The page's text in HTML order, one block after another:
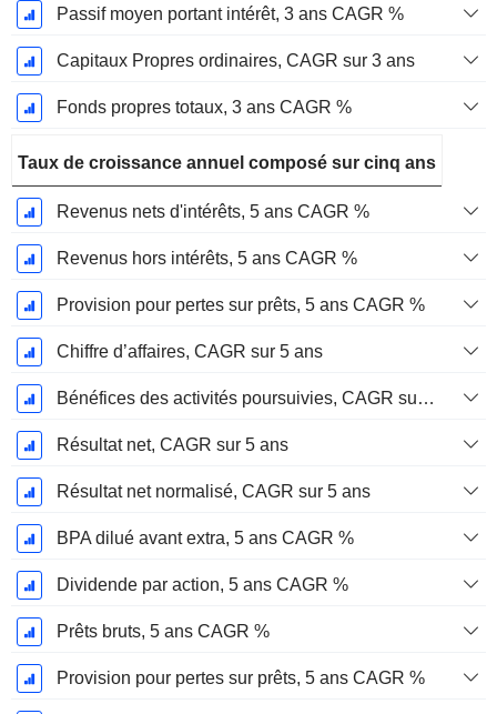
Passif moyen portant intérêt, 3 ans CAGR %
Capitaux Propres ordinaires, CAGR sur 3 ans
Fonds propres totaux, 3 ans CAGR %
Taux de croissance annuel composé sur cinq ans
Revenus nets d'intérêts, 5 ans CAGR %
Revenus hors intérêts, 5 ans CAGR %
Provision pour pertes sur prêts, 5 ans CAGR %
Chiffre d’affaires, CAGR sur 5 ans
Bénéfices des activités poursuivies, CAGR sur 5 ans
Résultat net, CAGR sur 5 ans
Résultat net normalisé, CAGR sur 5 ans
BPA dilué avant extra, 5 ans CAGR %
Dividende par action, 5 ans CAGR %
Prêts bruts, 5 ans CAGR %
Provision pour pertes sur prêts, 5 ans CAGR %